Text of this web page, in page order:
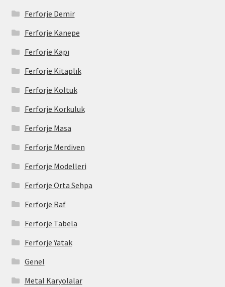
Ferforje Demir
Ferforje Kanepe
Ferforje Kapı
Ferforje Kitaplık
Ferforje Koltuk
Ferforje Korkuluk
Ferforje Masa
Ferforje Merdiven
Ferforje Modelleri
Ferforje Orta Sehpa
Ferforje Raf
Ferforje Tabela
Ferforje Yatak
Genel
Metal Karyolalar